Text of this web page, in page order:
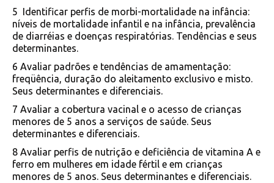
5 Identificar perfis de morbi-mortalidade na infância:
níveis de mortalidade infantil e na infância, prevalência
de diarréias e doenças respiratórias. Tendências e seus
determinantes.
6 Avaliar padrões e tendências de amamentação:
freqüência, duração do aleitamento exclusivo e misto.
Seus determinantes e diferenciais.
7 Avaliar a cobertura vacinal e o acesso de crianças
menores de 5 anos a serviços de saúde. Seus
determinantes e diferenciais.
8 Avaliar perfis de nutrição e deficiência de vitamina A e
ferro em mulheres em idade fértil e em crianças
menores de 5 anos. Seus determinantes e diferenciais.